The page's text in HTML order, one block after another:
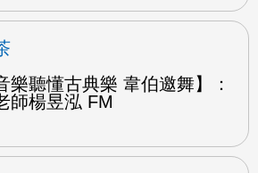
樂聽懂古典樂 韋伯邀舞】：
師楊昱泓 FM